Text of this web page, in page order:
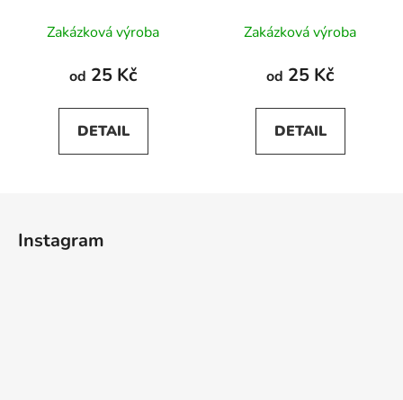
hodnocení
produktu
5,0
z
Zakázková výroba
od 25 Kč
DETAIL
Zakázková výroba
od 25 Kč
DETAIL
Instagram